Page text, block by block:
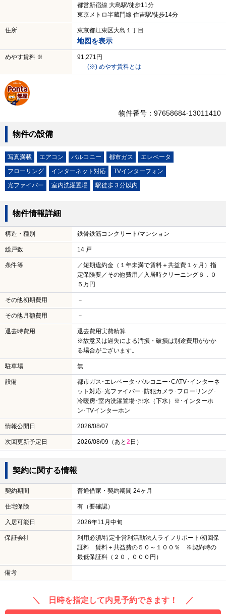
都営新宿線 大島駅/徒歩11分
東京メトロ半蔵門線 住吉駅/徒歩14分
住所 東京都江東区大島１丁目
地図を表示
めやす賃料 ※
91,271円
(※) めやす賃料とは
物件番号：97658684-13011410
物件の設備
写真満載 エアコン バルコニー 都市ガス
エレベータ
フローリング
インターネット対応
TVインターフォン
光ファイバー
室内洗濯置場 駅徒歩３分以内
物件情報詳細
構造・種別 鉄骨鉄筋コンクリート/マンション
総戸数 14 戸
条件等
／短期違約金（１年未満で賃料＋共益費１ヶ月）指
定保険要／その他費用／入居時クリーニング６．０
５万円
その他初期費用 －
その他月額費用 －
退去時費用
退去費用実費精算
※故意又は過失による汚損・破損は別途費用がかか
る場合がございます。
駐車場 無
設備
都市ガス･エレベータ･バルコニー･CATV･インターネ
ット対応･光ファイバー･防犯カメラ･フローリング･
冷暖房･室内洗濯置場･排水（下水）※･インターホ
ン･TVインターホン
情報公開日 2026/08/07
次回更新予定日 2026/08/09（あと2 日）
契約に関する情報
契約期間 普通借家・契約期間 24ヶ月
住宅保険 有（要確認）
入居可能日 2026年11月中旬
保証会社
利用必須/特定非営利活動法人ライフサポート/初回保
証料 賃料＋共益費の５０～１００％ ※契約時の
最低保証料（２０，０００円）
備考
＼ 日時を指定して内見予約できます！ ／